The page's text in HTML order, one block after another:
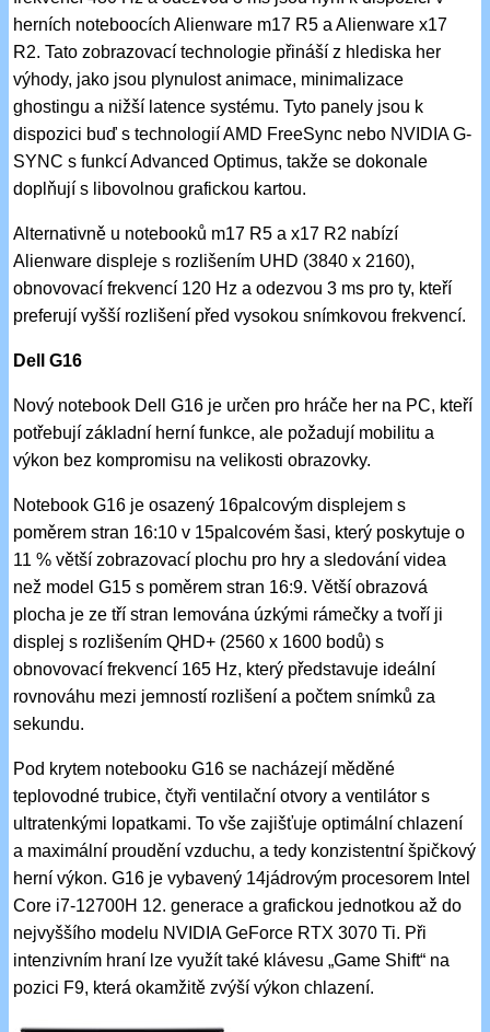
herních noteboocích Alienware m17 R5 a Alienware x17
R2. Tato zobrazovací technologie přináší z hlediska her
výhody, jako jsou plynulost animace, minimalizace
ghostingu a nižší latence systému. Tyto panely jsou k
dispozici buď s technologií AMD FreeSync nebo NVIDIA G-
SYNC s funkcí Advanced Optimus, takže se dokonale
doplňují s libovolnou grafickou kartou.
Alternativně u notebooků m17 R5 a x17 R2 nabízí
Alienware displeje s rozlišením UHD (3840 x 2160),
obnovovací frekvencí 120 Hz a odezvou 3 ms pro ty, kteří
preferují vyšší rozlišení před vysokou snímkovou frekvencí.
Dell G16
Nový notebook Dell G16 je určen pro hráče her na PC, kteří
potřebují základní herní funkce, ale požadují mobilitu a
výkon bez kompromisu na velikosti obrazovky.
Notebook G16 je osazený 16palcovým displejem s
poměrem stran 16:10 v 15palcovém šasi, který poskytuje o
11 % větší zobrazovací plochu pro hry a sledování videa
než model G15 s poměrem stran 16:9. Větší obrazová
plocha je ze tří stran lemována úzkými rámečky a tvoří ji
displej s rozlišením QHD+ (2560 x 1600 bodů) s
obnovovací frekvencí 165 Hz, který představuje ideální
rovnováhu mezi jemností rozlišení a počtem snímků za
sekundu.
Pod krytem notebooku G16 se nacházejí měděné
teplovodné trubice, čtyři ventilační otvory a ventilátor s
ultratenkými lopatkami. To vše zajišťuje optimální chlazení
a maximální proudění vzduchu, a tedy konzistentní špičkový
herní výkon. G16 je vybavený 14jádrovým procesorem Intel
Core i7-12700H 12. generace a grafickou jednotkou až do
nejvyššího modelu NVIDIA GeForce RTX 3070 Ti. Při
intenzivním hraní lze využít také klávesu „Game Shift“ na
pozici F9, která okamžitě zvýší výkon chlazení.